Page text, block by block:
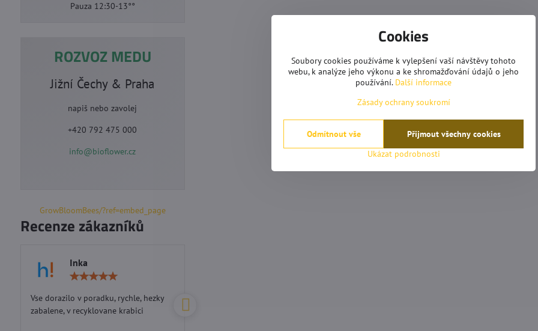
Pauza 12:30-13°°
ROZVOZ MEDU
Jižní Čechy & Praha
napiš nebo zavolej
+420 792 475 000
info@bioflower.cz
GrowBloomBees/?ref=embed_page
Recenze zákazníků
Inka
5
Vse dorazilo v poradku, rychle, hezky
zabalene, v recyklovane krabici
Cookies
Soubory cookies používáme k vylepšení vaší návštěvy tohoto
webu, k analýze jeho výkonu a ke shromažďování údajů o jeho
používání. Další informace
Zásady ochrany soukromí
Ukázat podrobnosti
Přijmout všechny cookies
Odmítnout vše